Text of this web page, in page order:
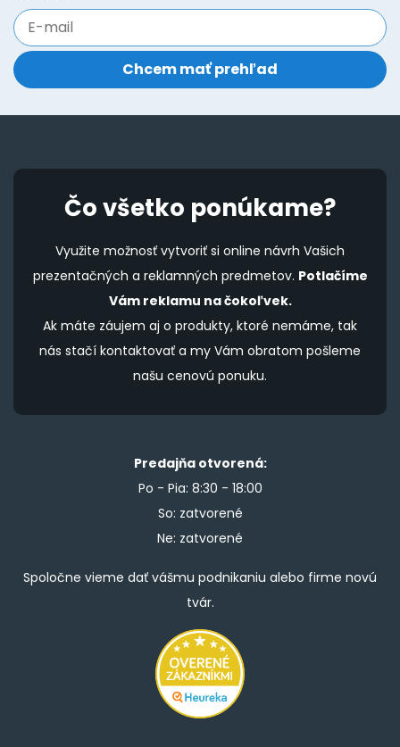
Čo všetko ponúkame?
Využite možnosť vytvoriť si online návrh Vašich
prezentačných a reklamných predmetov. Potlačíme
Vám reklamu na čokoľvek.
Ak máte záujem aj o produkty, ktoré nemáme, tak
nás stačí kontaktovať a my Vám obratom pošleme
našu cenovú ponuku.
Predajňa otvorená:
Po - Pia: 8:30 - 18:00
So: zatvorené
Ne: zatvorené
Spoločne vieme dať vášmu podnikaniu alebo firme novú
tvár.